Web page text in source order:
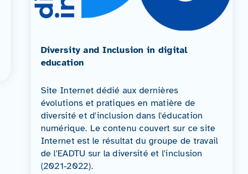
Diversity and Inclusion in digital
education
Site Internet dédié aux dernières
évolutions et pratiques en matière de
diversité et d'inclusion dans l'éducation
numérique. Le contenu couvert sur ce site
Internet est le résultat du groupe de travail
de l'EADTU sur la diversité et l'inclusion
(2021-2022).